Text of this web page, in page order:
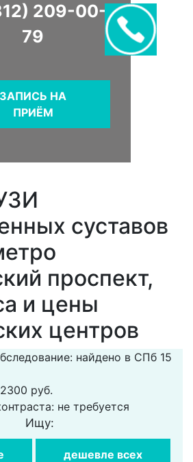
209-00-
79
ЗАПИСЬ НА
ПРИЁМ
суставов
проспект,
и цены
центров
найдено в СПб 15
руб.
не требуется
Ищу:
дешевле всех